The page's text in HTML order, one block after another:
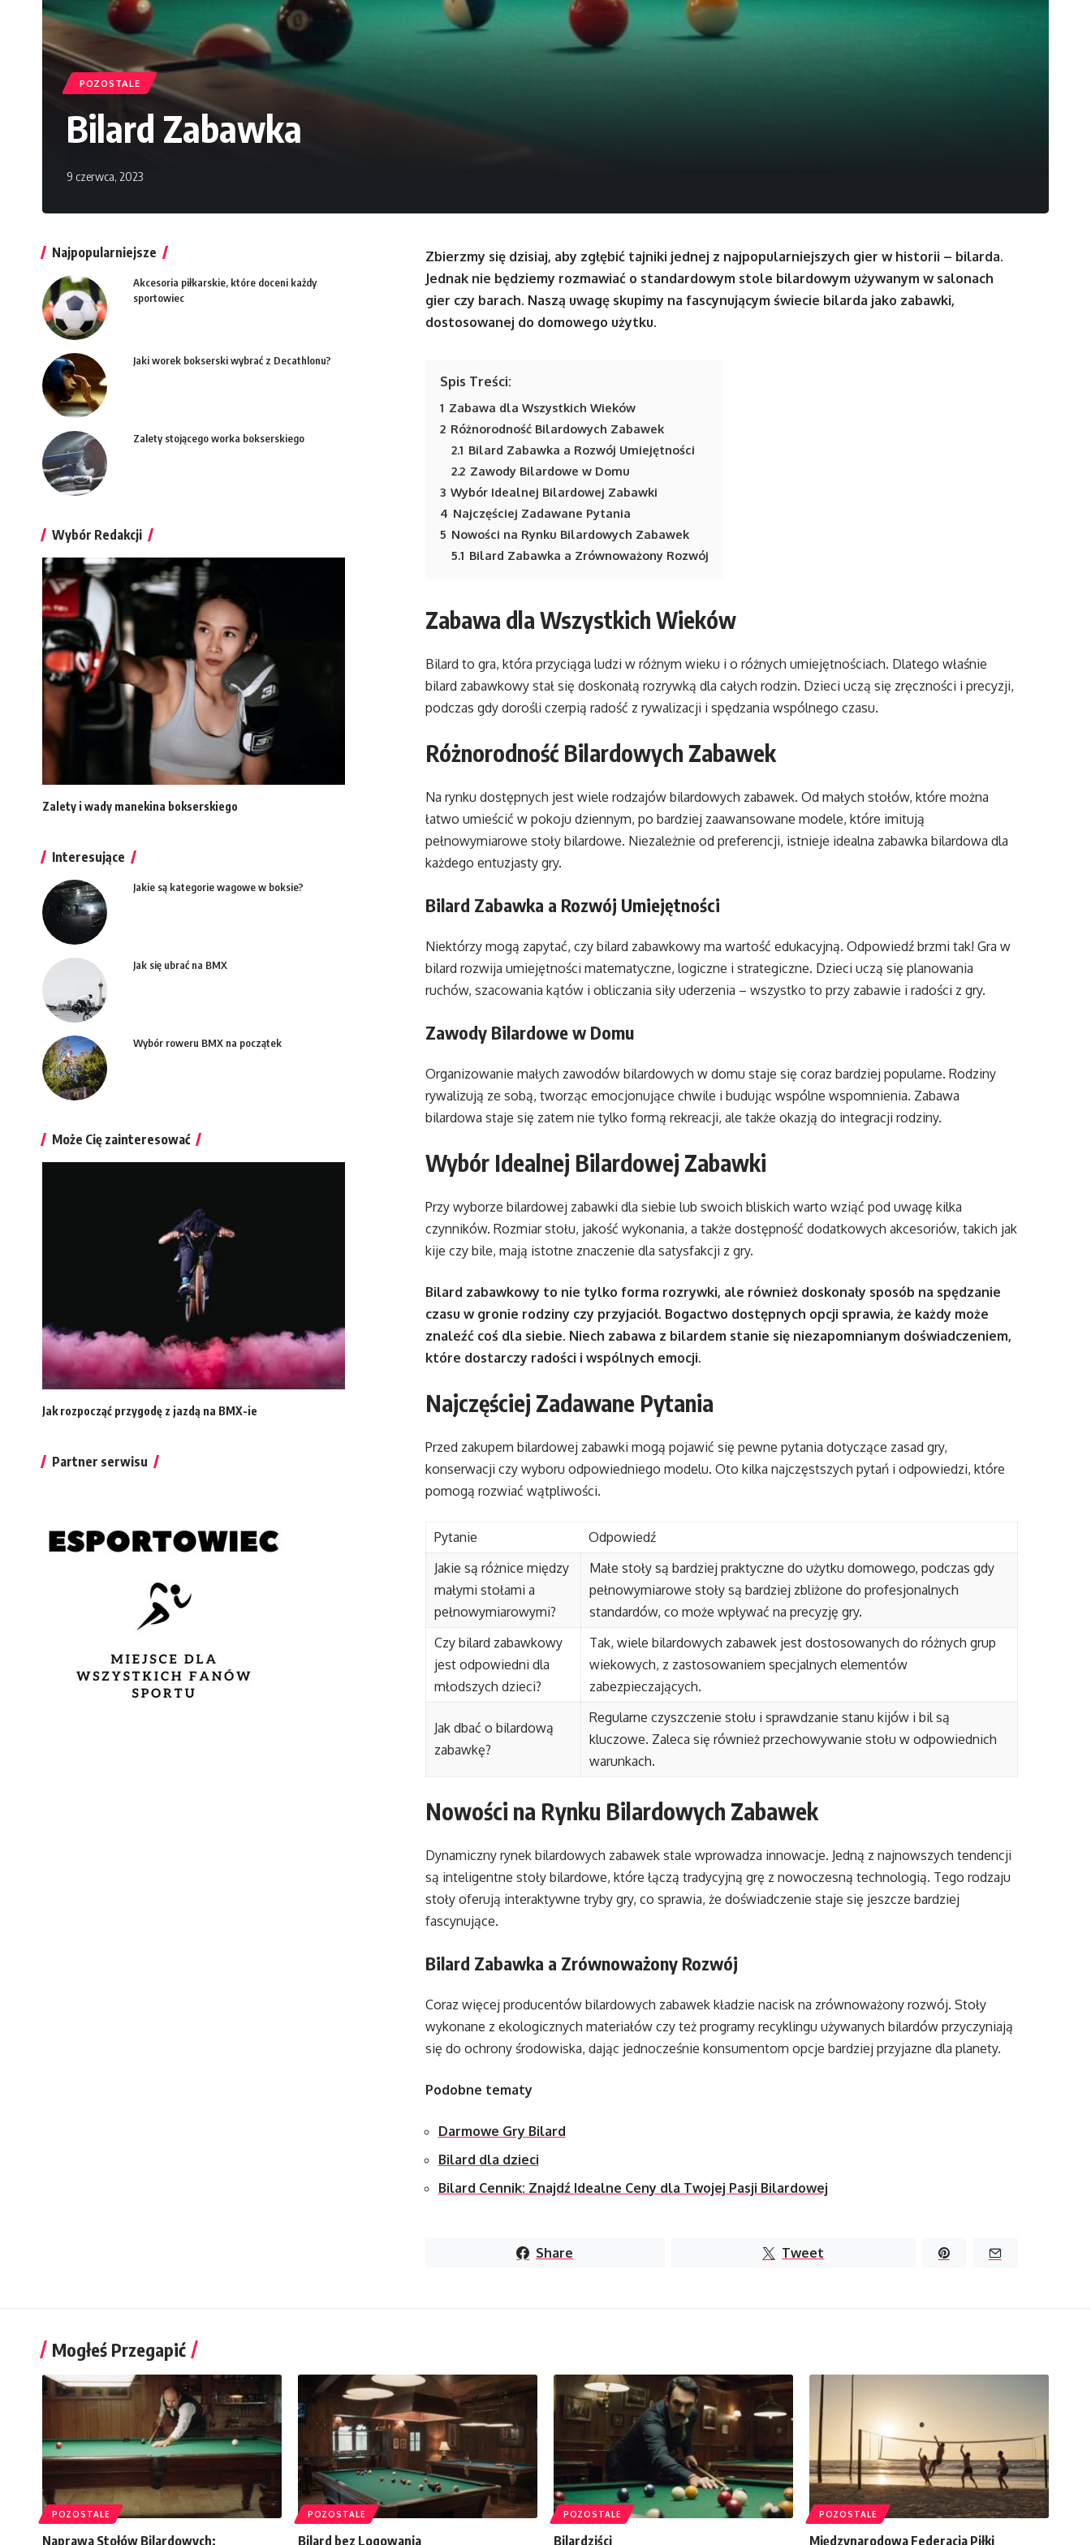
POZOSTALE
Bilard Zabawka
9 czerwca, 2023
Zbierzmy się dzisiaj, aby zgłębić tajniki jednej z najpopularniejszych gier w historii – bilarda.
Jednak nie będziemy rozmawiać o standardowym stole bilardowym używanym w salonach
gier czy barach. Naszą uwagę skupimy na fascynującym świecie bilarda jako zabawki,
dostosowanej do domowego użytku.
Spis Treści:
1 Zabawa dla Wszystkich Wieków
2 Różnorodność Bilardowych Zabawek
2.1 Bilard Zabawka a Rozwój Umiejętności
2.2 Zawody Bilardowe w Domu
3 Wybór Idealnej Bilardowej Zabawki
4 Najczęściej Zadawane Pytania
5 Nowości na Rynku Bilardowych Zabawek
5.1 Bilard Zabawka a Zrównoważony Rozwój
Zabawa dla Wszystkich Wieków
Bilard to gra, która przyciąga ludzi w różnym wieku i o różnych umiejętnościach. Dlatego właśnie
bilard zabawkowy stał się doskonałą rozrywką dla całych rodzin. Dzieci uczą się zręczności i precyzji,
podczas gdy dorośli czerpią radość z rywalizacji i spędzania wspólnego czasu.
Różnorodność Bilardowych Zabawek
Na rynku dostępnych jest wiele rodzajów bilardowych zabawek. Od małych stołów, które można
łatwo umieścić w pokoju dziennym, po bardziej zaawansowane modele, które imitują
pełnowymiarowe stoły bilardowe. Niezależnie od preferencji, istnieje idealna zabawka bilardowa dla
każdego entuzjasty gry.
Bilard Zabawka a Rozwój Umiejętności
Niektórzy mogą zapytać, czy bilard zabawkowy ma wartość edukacyjną. Odpowiedź brzmi tak! Gra w
bilard rozwija umiejętności matematyczne, logiczne i strategiczne. Dzieci uczą się planowania
ruchów, szacowania kątów i obliczania siły uderzenia – wszystko to przy zabawie i radości z gry.
Zawody Bilardowe w Domu
Organizowanie małych zawodów bilardowych w domu staje się coraz bardziej popularne. Rodziny
rywalizują ze sobą, tworząc emocjonujące chwile i budując wspólne wspomnienia. Zabawa
bilardowa staje się zatem nie tylko formą rekreacji, ale także okazją do integracji rodziny.
Wybór Idealnej Bilardowej Zabawki
Przy wyborze bilardowej zabawki dla siebie lub swoich bliskich warto wziąć pod uwagę kilka
czynników. Rozmiar stołu, jakość wykonania, a także dostępność dodatkowych akcesoriów, takich jak
kije czy bile, mają istotne znaczenie dla satysfakcji z gry.
Bilard zabawkowy to nie tylko forma rozrywki, ale również doskonały sposób na spędzanie
czasu w gronie rodziny czy przyjaciół. Bogactwo dostępnych opcji sprawia, że każdy może
znaleźć coś dla siebie. Niech zabawa z bilardem stanie się niezapomnianym doświadczeniem,
które dostarczy radości i wspólnych emocji.
Najczęściej Zadawane Pytania
Przed zakupem bilardowej zabawki mogą pojawić się pewne pytania dotyczące zasad gry,
konserwacji czy wyboru odpowiedniego modelu. Oto kilka najczęstszych pytań i odpowiedzi, które
pomogą rozwiać wątpliwości.
Pytanie
Odpowiedź
Jakie są różnice między
małymi stołami a
pełnowymiarowymi?
Małe stoły są bardziej praktyczne do użytku domowego, podczas gdy
pełnowymiarowe stoły są bardziej zbliżone do profesjonalnych
standardów, co może wpływać na precyzję gry.
Czy bilard zabawkowy
jest odpowiedni dla
młodszych dzieci?
Tak, wiele bilardowych zabawek jest dostosowanych do różnych grup
wiekowych, z zastosowaniem specjalnych elementów
zabezpieczających.
Jak dbać o bilardową
zabawkę?
Regularne czyszczenie stołu i sprawdzanie stanu kijów i bil są
kluczowe. Zaleca się również przechowywanie stołu w odpowiednich
warunkach.
Nowości na Rynku Bilardowych Zabawek
Dynamiczny rynek bilardowych zabawek stale wprowadza innowacje. Jedną z najnowszych tendencji
są inteligentne stoły bilardowe, które łączą tradycyjną grę z nowoczesną technologią. Tego rodzaju
stoły oferują interaktywne tryby gry, co sprawia, że doświadczenie staje się jeszcze bardziej
fascynujące.
Bilard Zabawka a Zrównoważony Rozwój
Coraz więcej producentów bilardowych zabawek kładzie nacisk na zrównoważony rozwój. Stoły
wykonane z ekologicznych materiałów czy też programy recyklingu używanych bilardów przyczyniają
się do ochrony środowiska, dając jednocześnie konsumentom opcje bardziej przyjazne dla planety.
Podobne tematy
Darmowe Gry Bilard
Bilard dla dzieci
Bilard Cennik: Znajdź Idealne Ceny dla Twojej Pasji Bilardowej
Share Tweet
Najpopularniejsze
Akcesoria piłkarskie, które doceni każdy
sportowiec
Jaki worek bokserski wybrać z Decathlonu?
Zalety stojącego worka bokserskiego
Wybór Redakcji
Zalety i wady manekina bokserskiego
Interesujące
Jakie są kategorie wagowe w boksie?
Jak się ubrać na BMX
Wybór roweru BMX na początek
Może Cię zainteresować
Jak rozpocząć przygodę z jazdą na BMX-ie
Partner serwisu
Mogłeś Przegapić
POZOSTALE
Naprawa Stołów Bilardowych:
POZOSTALE
Bilard bez Logowania
POZOSTALE
Bilardziści
POZOSTALE
Międzynarodowa Federacja Piłki